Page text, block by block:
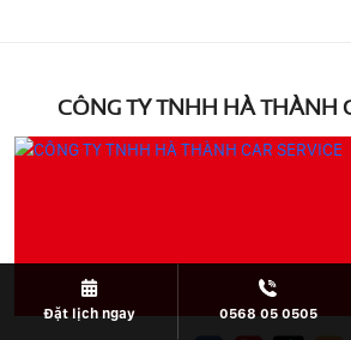
CÔNG TY TNHH HÀ THÀNH
Đặt lịch ngay 0568 05 0505